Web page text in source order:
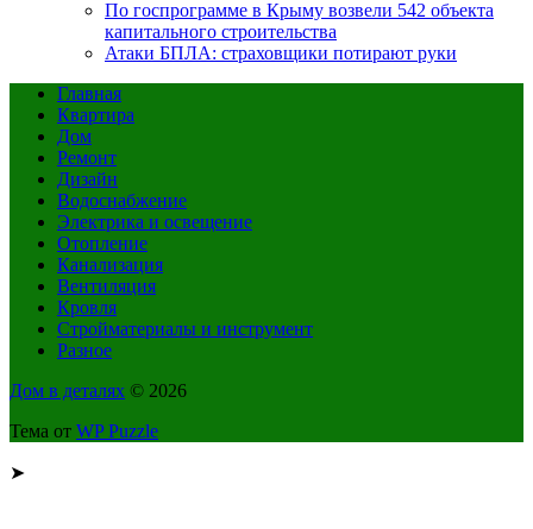
По госпрограмме в Крыму возвели 542 объекта
капитального строительства
Атаки БПЛА: страховщики потирают руки
Главная
Квартира
Дом
Ремонт
Дизайн
Водоснабжение
Электрика и освещение
Отопление
Канализация
Вентиляция
Кровля
Стройматериалы и инструмент
Разное
Дом в деталях © 2026
Тема от WP Puzzle
➤